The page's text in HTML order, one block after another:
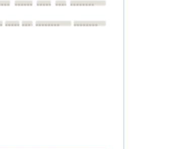
••••••••••••••••••••••••••••••••
••••••••••••••••••••••••
••••••••